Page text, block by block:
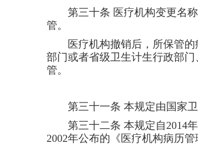
第三十条 医疗机构变更名
管。
医疗机构撤销后，所保管
部门或者省级卫生计生行政部
管。
第三十一条 本规定由国家
第三十二条 本规定自2014
2002年公布的《医疗机构病历管